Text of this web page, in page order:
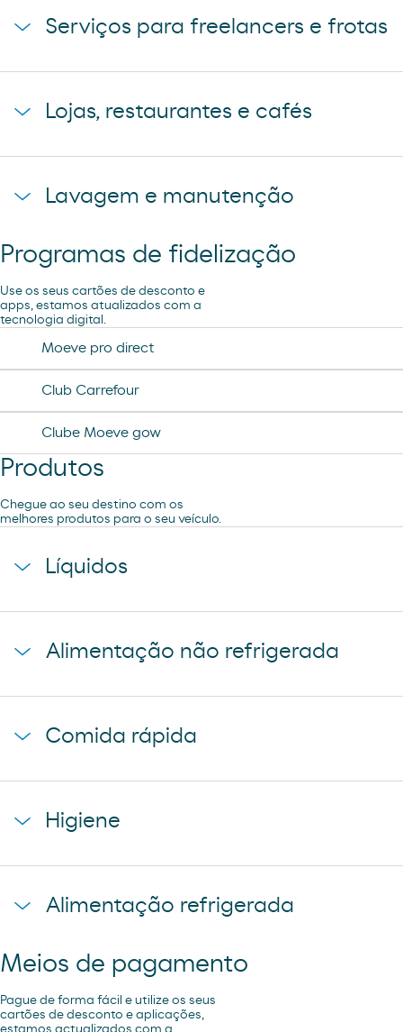
Serviços para freelancers e frotas
Lojas, restaurantes e cafés
Lavagem e manutenção
Lavagem Automática de automóveis
Aspiração
Programas de fidelização
Use os seus cartões de desconto e
apps, estamos atualizados com a
tecnologia digital.
Moeve pro direct
Club Carrefour
Clube Moeve gow
Produtos
Chegue ao seu destino com os
melhores produtos para o seu veículo.
Líquidos
coca-cola
cerveza mahou clasica
Alimentação não refrigerada
donuts
galletas filipinos
cheetos pandilla
Comida rápida
caffe latte kaiku
sadwich mediterraneo
Higiene
compresas evax
tampax compak
Alimentação refrigerada
coca cao shake
minifuet sticks
Meios de pagamento
Pague de forma fácil e utilize os seus
cartões de desconto e aplicações,
estamos actualizados com a